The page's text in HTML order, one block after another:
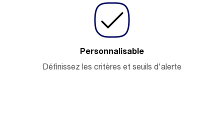
Personnalisable
Définissez les critères et seuils d'alerte